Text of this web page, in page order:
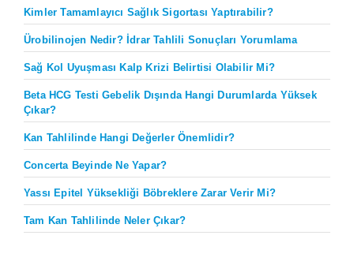
Kimler Tamamlayıcı Sağlık Sigortası Yaptırabilir?
Ürobilinojen Nedir? İdrar Tahlili Sonuçları Yorumlama
Sağ Kol Uyuşması Kalp Krizi Belirtisi Olabilir Mi?
Beta HCG Testi Gebelik Dışında Hangi Durumlarda Yüksek
Çıkar?
Kan Tahlilinde Hangi Değerler Önemlidir?
Concerta Beyinde Ne Yapar?
Yassı Epitel Yüksekliği Böbreklere Zarar Verir Mi?
Tam Kan Tahlilinde Neler Çıkar?